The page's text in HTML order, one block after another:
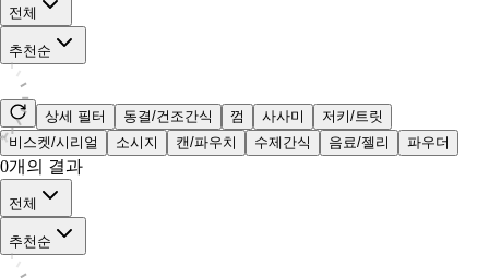
전체
추천순
상세 필터 동결/건조간식 껌 사사미
저키/트릿
비스켓/시리얼
소시지 캔/파우치 수제간식 음료/젤리 파우더
0개의 결과
전체
추천순